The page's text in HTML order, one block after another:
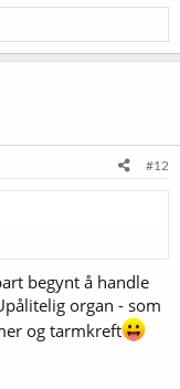
#12
begynt å handle
organ - som
og tarmkreft